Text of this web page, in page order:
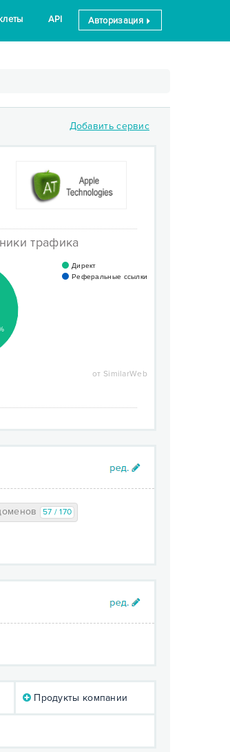
API Авторизация
Добавить сервис
трафика
Директ
Реферальные ссылки
от SimilarWeb
57 / 170
Продукты компании